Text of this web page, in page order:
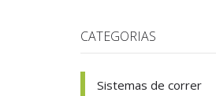
CATEGORIAS
Sistemas de correr